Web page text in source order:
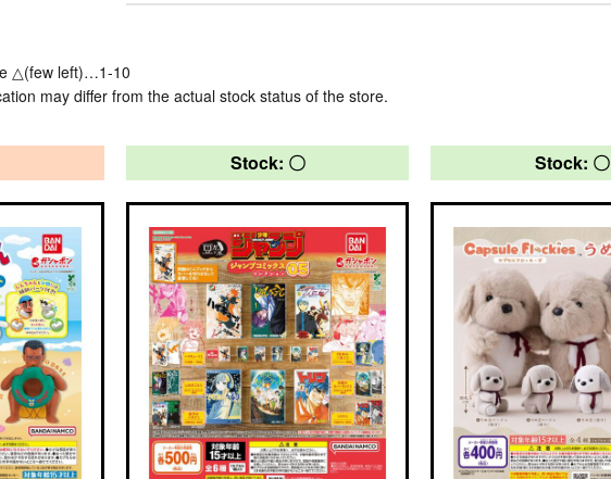
△(few left)…1-10
may differ from the actual stock status of the store.
Stock: 〇 Stock: 〇